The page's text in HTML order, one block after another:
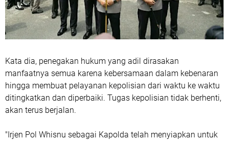
Kata dia, penegakan hukum yang adil dirasakan
manfaatnya semua karena kebersamaan dalam kebenaran
hingga membuat pelayanan kepolisian dari waktu ke waktu
ditingkatkan dan diperbaiki. Tugas kepolisian tidak berhenti,
akan terus berjalan.
"Irjen Pol Whisnu sebagai Kapolda telah menyiapkan untuk